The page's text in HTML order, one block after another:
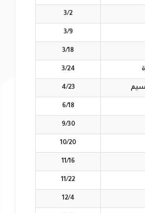
3/2
3/9
3/18
3/24
4/23
6/18
9/30
10/20
11/16
11/22
12/4